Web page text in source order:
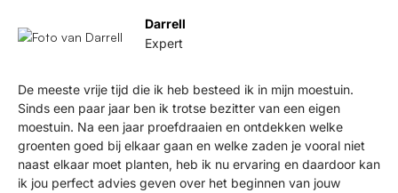
Darrell
Expert
De meeste vrije tijd die ik heb besteed ik in mijn moestuin.
Sinds een paar jaar ben ik trotse bezitter van een eigen
moestuin. Na een jaar proefdraaien en ontdekken welke
groenten goed bij elkaar gaan en welke zaden je vooral niet
naast elkaar moet planten, heb ik nu ervaring en daardoor kan
ik jou perfect advies geven over het beginnen van jouw